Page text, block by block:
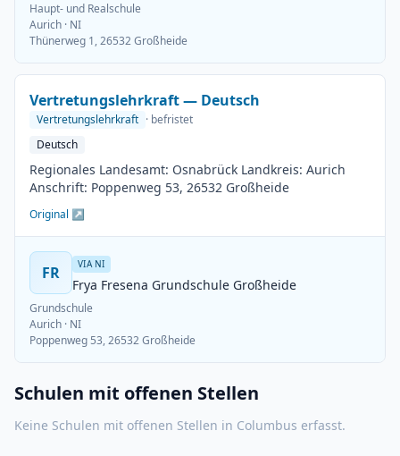
Haupt- und Realschule
Aurich · NI
Thünerweg 1, 26532 Großheide
Vertretungslehrkraft — Deutsch
Vertretungslehrkraft · befristet
Deutsch
Regionales Landesamt: Osnabrück Landkreis: Aurich
Anschrift: Poppenweg 53, 26532 Großheide
Original ↗
FR VIA NI
Frya Fresena Grundschule Großheide
Grundschule
Aurich · NI
Poppenweg 53, 26532 Großheide
Schulen mit offenen Stellen
Keine Schulen mit offenen Stellen in Columbus erfasst.